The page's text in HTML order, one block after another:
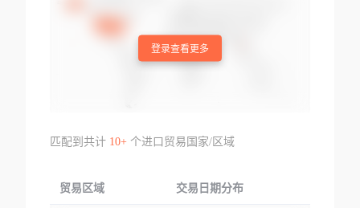
登录查看更多
匹配到共计 10+个进口贸易国家/区域
贸易区域 交易日期分布